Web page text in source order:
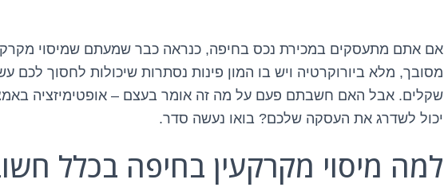
אם אתם מתעסקים במכירת נכס בחיפה, כנראה כבר שמעתם שמיסוי
מסובך, מלא ביורוקרטיה ויש בו המון פינות נסתרות שיכולות לחסוך לכם
שקלים. אבל האם חשבתם פעם על מה זה אומר בעצם – אופטימיזציה
יכול לשדרג את העסקה שלכם? בואו נעשה סדר.
למה מיסוי מקרקעין בחיפה בכלל